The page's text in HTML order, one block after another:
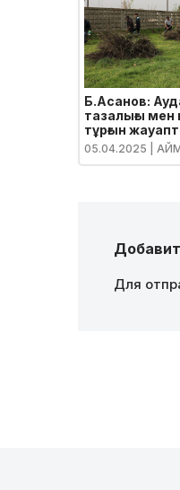
Б.Асанов:
тазалығы мен
тұрғын
05.04.2025 |
Для